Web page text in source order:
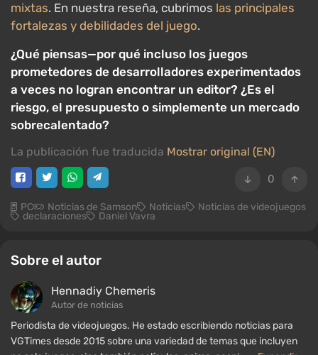
mixtas. En nuestra reseña, cubrimos las principales
fortalezas y debilidades del juego.
¿Qué piensas—por qué incluso los juegos
prometedores de desarrolladores experimentados
a veces no logran encontrar un editor? ¿Es el
riesgo, el presupuesto o simplemente un mercado
sobrecalentado?
La publicación fue traducida Mostrar original (EN)
0
PC Noticias de Samson Noticias Noticias de videojuegos
declaraciones Daniel Vavra
Sobre el autor
Hennadiy Chemеris
Autor de noticias
Periodista de videojuegos. He estado escribiendo noticias para
VGTimes desde 2015 sobre una variedad de temas que incluyen